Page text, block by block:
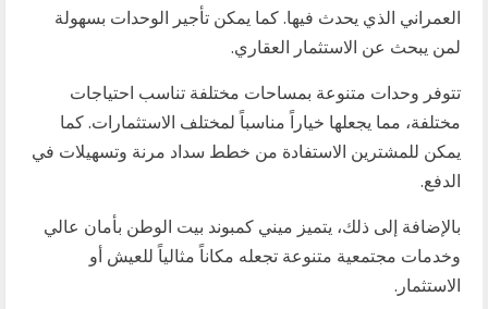
العمراني الذي يحدث فيها. كما يمكن تأجير الوحدات بسهولة
لمن يبحث عن الاستثمار العقاري.
تتوفر وحدات متنوعة بمساحات مختلفة تناسب احتياجات
مختلفة، مما يجعلها خياراً مناسباً لمختلف الاستثمارات. كما
يمكن للمشترين الاستفادة من خطط سداد مرنة وتسهيلات في
الدفع.
بالإضافة إلى ذلك، يتميز ميني كمبوند بيت الوطن بأمان عالي
وخدمات مجتمعية متنوعة تجعله مكاناً مثالياً للعيش أو
الاستثمار.